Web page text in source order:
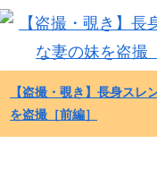
妻の妹